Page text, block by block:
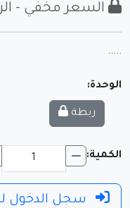
السعر مخفي -
.....
الوحدة:
ربطة
الكمية:
سجل الدخول